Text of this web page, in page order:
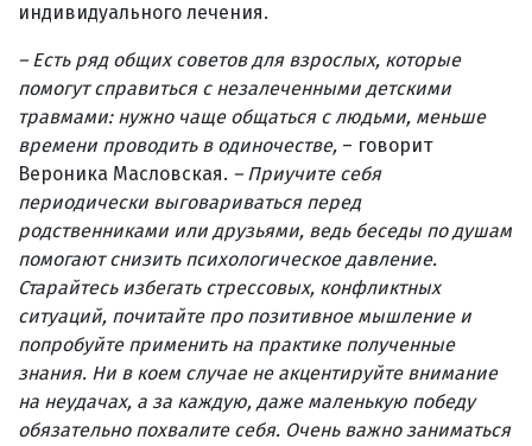
индивидуального лечения.
– Есть ряд общих советов для взрослых, которые
помогут справиться с незалеченными детскими
травмами: нужно чаще общаться с людьми, меньше
времени проводить в одиночестве, – говорит
Вероника Масловская. –Приучите себя
периодически выговариваться перед
родственниками или друзьями, ведь беседы по душам
помогают снизить психологическое давление.
Старайтесь избегать стрессовых, конфликтных
ситуаций, почитайте про позитивное мышление и
попробуйте применить на практике полученные
знания. Ни в коем случае не акцентируйте внимание
на неудачах, а за каждую, даже маленькую победу
обязательно похвалите себя. Очень важно заниматься